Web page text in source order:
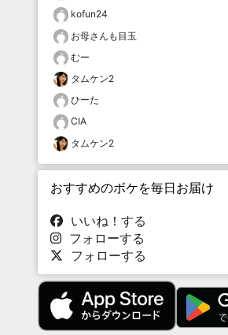
kofun24
お母さんも目玉
むー
タムケン2
ひーた
CIA
タムケン2
おすすめのボケを毎日お届け
いいね！する
フォローする
フォローする